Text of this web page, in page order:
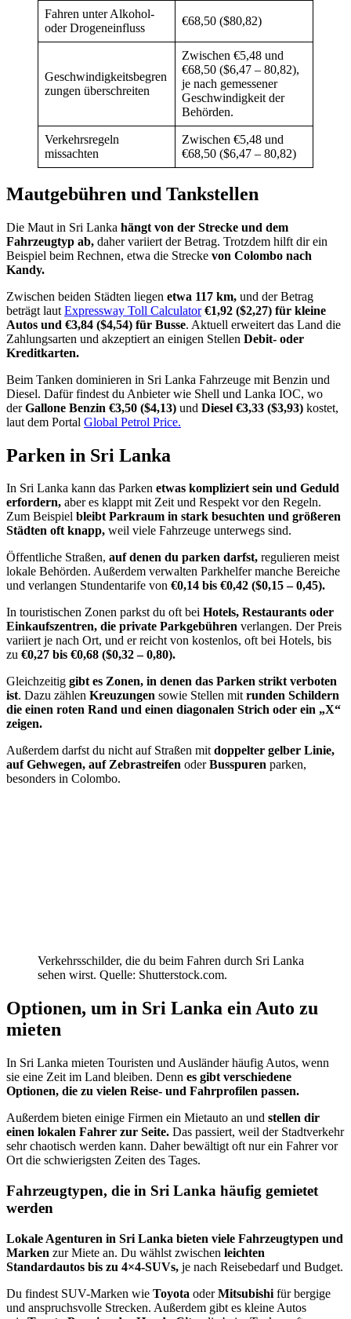
Fahren unter Alkohol-
oder Drogeneinfluss
€68,50 ($80,82)
Geschwindigkeitsbegren
zungen überschreiten
Zwischen €5,48 und
€68,50 ($6,47 – 80,82),
je nach gemessener
Geschwindigkeit der
Behörden.
Verkehrsregeln
missachten
Zwischen €5,48 und
€68,50 ($6,47 – 80,82)
Mautgebühren und Tankstellen
Die Maut in Sri Lanka hängt von der Strecke und dem
Fahrzeugtyp ab, daher variiert der Betrag. Trotzdem hilft dir ein
Beispiel beim Rechnen, etwa die Strecke von Colombo nach
Kandy.
Zwischen beiden Städten liegen etwa 117 km, und der Betrag
beträgt laut Expressway Toll Calculator €1,92 ($2,27) für kleine
Autos und €3,84 ($4,54) für Busse. Aktuell erweitert das Land die
Zahlungsarten und akzeptiert an einigen Stellen Debit- oder
Kreditkarten.
Beim Tanken dominieren in Sri Lanka Fahrzeuge mit Benzin und
Diesel. Dafür findest du Anbieter wie Shell und Lanka IOC, wo
derGallone Benzin €3,50 ($4,13) und Diesel €3,33 ($3,93) kostet,
laut dem Portal Global Petrol Price.
Parken in Sri Lanka
In Sri Lanka kann das Parken etwas kompliziert sein und Geduld
erfordern, aber es klappt mit Zeit und Respekt vor den Regeln.
Zum Beispiel bleibt Parkraum in stark besuchten und größeren
Städten oft knapp, weil viele Fahrzeuge unterwegs sind.
Öffentliche Straßen, auf denen du parken darfst, regulieren meist
lokale Behörden. Außerdem verwalten Parkhelfer manche Bereiche
und verlangen Stundentarife von €0,14 bis €0,42 ($0,15 – 0,45).
In touristischen Zonen parkst du oft bei Hotels, Restaurants oder
Einkaufszentren, die private Parkgebühren verlangen. Der Preis
variiert je nach Ort, und er reicht von kostenlos, oft bei Hotels, bis
zu €0,27 bis €0,68 ($0,32 – 0,80).
Gleichzeitig gibt es Zonen, in denen das Parken strikt verboten
ist. Dazu zählen Kreuzungen sowie Stellen mitrunden Schildern
die einen roten Rand und einen diagonalen Strich oder ein „X“
zeigen.
Außerdem darfst du nicht auf Straßen mitdoppelter gelber Linie,
auf Gehwegen, auf Zebrastreifen oderBusspuren parken,
besonders in Colombo.
Verkehrsschilder, die du beim Fahren durch Sri Lanka
sehen wirst. Quelle: Shutterstock.com.
Optionen, um in Sri Lanka ein Auto zu
mieten
In Sri Lanka mieten Touristen und Ausländer häufig Autos, wenn
sie eine Zeit im Land bleiben. Denn es gibt verschiedene
Optionen, die zu vielen Reise- und Fahrprofilen passen.
Außerdem bieten einige Firmen ein Mietauto an und stellen dir
einen lokalen Fahrer zur Seite. Das passiert, weil der Stadtverkehr
sehr chaotisch werden kann. Daher bewältigt oft nur ein Fahrer vor
Ort die schwierigsten Zeiten des Tages.
Fahrzeugtypen, die in Sri Lanka häufig gemietet
werden
Lokale Agenturen in Sri Lanka bieten viele Fahrzeugtypen und
Marken zur Miete an. Du wählst zwischen leichten
Standardautos bis zu 4×4-SUVs, je nach Reisebedarf und Budget.
Du findest SUV-Marken wie Toyota oderMitsubishi für bergige
und anspruchsvolle Strecken. Außerdem gibt es kleine Autos